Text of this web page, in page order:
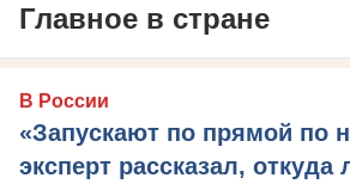
Главное в стране
В России
«Запускают по прямой по
эксперт рассказал, откуда